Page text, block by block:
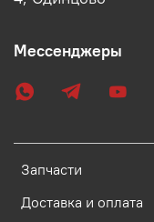
Запчасти
Доставка и оплата
Мессенджеры